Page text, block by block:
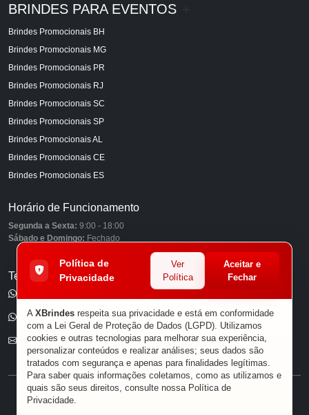
BRINDES PARA EVENTOS
Brindes Promocionais BH
Brindes Promocionais MG
Brindes Promocionais PR
Brindes Promocionais RJ
Brindes Promocionais SC
Brindes Promocionais SP
Brindes Promocionais AL
Brindes Promocionais CE
Brindes Promocionais ES
Horário de Funcionamento
Segunda a Sexta: 9:00 - 18:00
Sábado e Domingo: Fechado
Telefones
(11) 96585-7462
E-mail
® XBRINDES
Política de
Privacidade
Ver
Política
Aceitar e
Fechar
A XBrindes respeita sua privacidade e está em conformidade
com a Lei Geral de Proteção de Dados (LGPD). Utilizamos
cookies e outras tecnologias para melhorar sua experiência,
personalizar conteúdos e realizar análises; seus dados são
tratados com segurança e apenas para finalidades legítimas.
Para saber quais informações coletamos, como as utilizamos e
quais são seus direitos, consulte nossa Política de
Privacidade.